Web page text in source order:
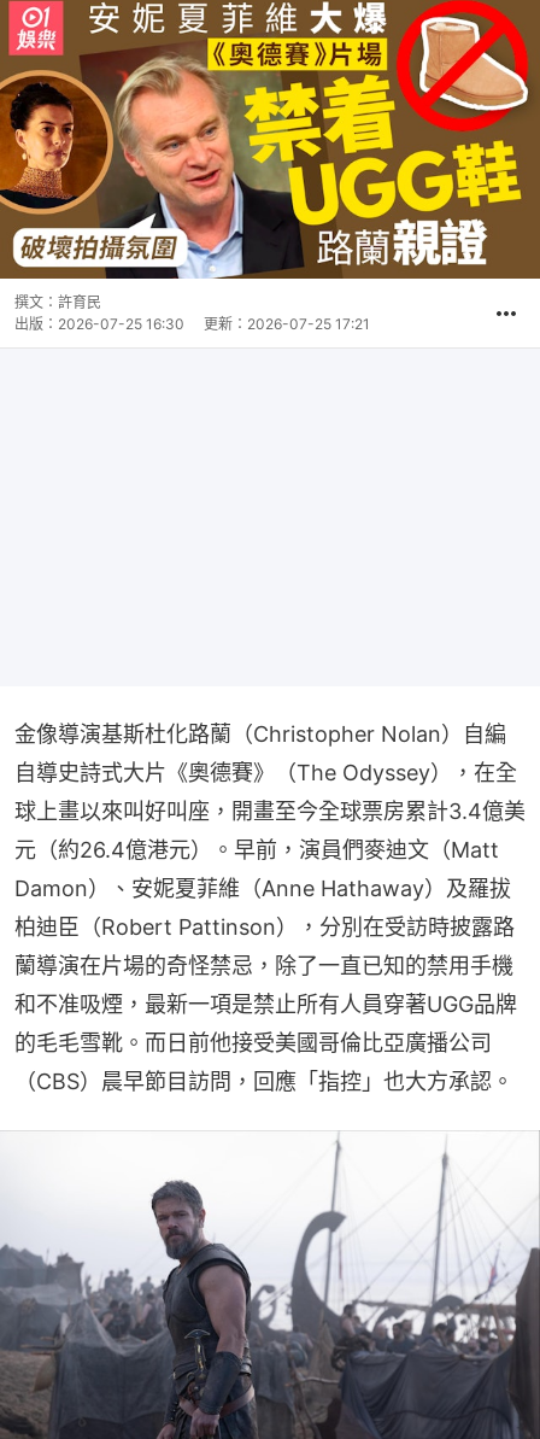
撰文： 許育民
出版： 2026-07-25 16:30 更新： 2026-07-25 17:21
金像導演基斯杜化路蘭（Christopher Nolan）自編
自導史詩式大片《奧德賽》（The Odyssey），在全
球上畫以來叫好叫座，開畫至今全球票房累計3.4億美
元（約26.4億港元）。早前，演員們麥迪文（Matt
Damon）、安妮夏菲維（Anne Hathaway）及羅拔
柏迪臣（Robert Pattinson），分別在受訪時披露路
蘭導演在片場的奇怪禁忌，除了一直已知的禁用手機
和不准吸煙，最新一項是禁止所有人員穿著UGG品牌
的毛毛雪靴。而日前他接受美國哥倫比亞廣播公司
（CBS）晨早節目訪問，回應「指控」也大方承認。